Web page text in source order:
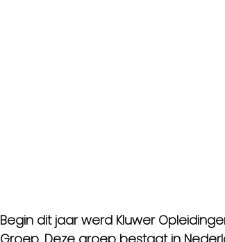
Begin dit jaar werd Kluwer